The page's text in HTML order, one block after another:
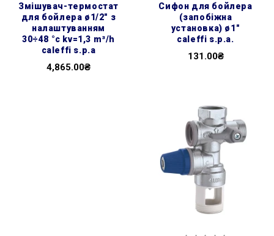
змішувач-термостат
для бойлера ø1/2″ з
налаштуванням
30÷48 °c kv=1,3 m³/h
caleffi s.p.a
4,865.00₴
сифон для бойлера
(запобіжна
установка) ø1″
caleffi s.p.a.
131.00₴